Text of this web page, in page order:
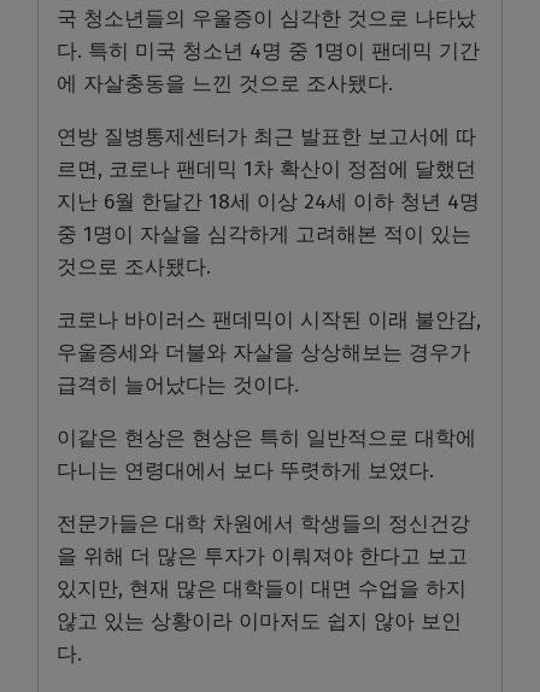
국 청소년들의 우울증이 심각한 것으로 나타났
다. 특히 미국 청소년 4명 중 1명이 팬데믹 기간
에 자살충동을 느낀 것으로 조사됐다.
연방 질병통제센터가 최근 발표한 보고서에 따
르면, 코로나 팬데믹 1차 확산이 정점에 달했던
지난 6월 한달간 18세 이상 24세 이하 청년 4명
중 1명이 자살을 심각하게 고려해본 적이 있는
것으로 조사됐다.
코로나 바이러스 팬데믹이 시작된 이래 불안감,
우울증세와 더불와 자살을 상상해보는 경우가
급격히 늘어났다는 것이다.
이같은 현상은 현상은 특히 일반적으로 대학에
다니는 연령대에서 보다 뚜렷하게 보였다.
전문가들은 대학 차원에서 학생들의 정신건강
을 위해 더 많은 투자가 이뤄져야 한다고 보고
있지만, 현재 많은 대학들이 대면 수업을 하지
않고 있는 상황이라 이마저도 쉽지 않아 보인
다.